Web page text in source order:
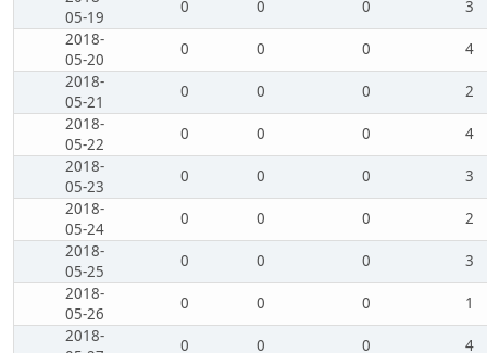
05-19
0 0 0
3
2018-
05-20
0 0 0
4
2018-
05-21
0 0 0
2
2018-
05-22
0 0 0
4
2018-
05-23
0 0 0
3
2018-
05-24
0 0 0
2
2018-
05-25
0 0 0
3
2018-
05-26
0 0 0
1
2018-
0 0 0
4